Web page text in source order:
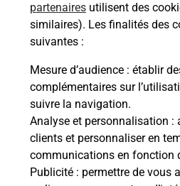
partenaires utilisent des
similaires). Les finalités des
suivantes :
Mesure d’audience : établir
complémentaires sur
suivre la navigation.
Analyse et personnalisation :
clients et personnaliser en
communications en fonction
Publicité : permettre de vous
Comment demander
modification de
Comment La Poste
à votre sécurité au
Puis-je passer mon